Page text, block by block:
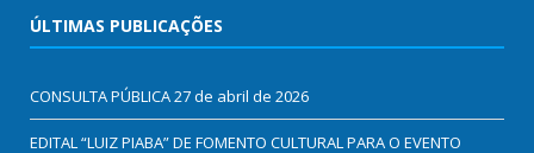
ÚLTIMAS PUBLICAÇÕES
CONSULTA PÚBLICA27 de abril de 2026
EDITAL “LUIZ PIABA” DE FOMENTO CULTURAL PARA O EVENTO